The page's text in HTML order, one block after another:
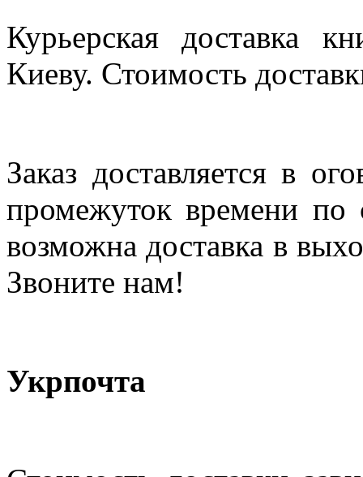
Курьерская доставка
Киеву. Стоимость
Заказ доставляется в
промежуток времени по
возможна доставка в
Звоните нам!
Укрпочта